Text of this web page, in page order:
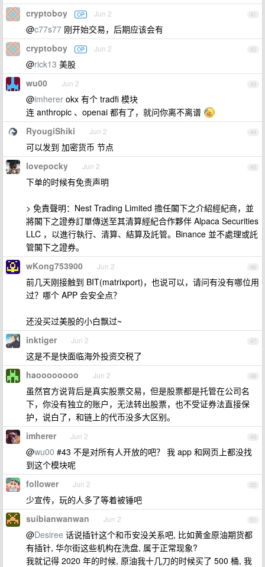
41
cryptoboy OP Jun 2
@c77s77 刚开始交易，后期应该会有
42
cryptoboy OP Jun 2
@rick13 美股
43
wu00 Jun 2
@imherer okx 有个 tradfi 模块
连 anthropic 、openai 都有了，就问你离不离谱
44
RyougiShiki Jun 2
可以发到 加密货币 节点
45
lovepocky Jun 2
下单的时候有免责声明
> 免責聲明：Nest Trading Limited 擔任閣下之介紹經紀商，並
將閣下之證券訂單傳送至其清算經紀合作夥伴 Alpaca Securities
LLC ，以進行執行、清算、結算及託管。Binance 並不處理或託
管閣下之證券。
46
wKong753900 Jun 2
前几天刚接触到 BIT(matrixport)，也说可以，请问有没有哪位用
过？哪个 APP 会安全点？
还没买过美股的小白飘过~
47
inktiger Jun 2
这是不是快面临海外投资交税了
48
haoooooooo Jun 2
虽然官方说背后是真实股票交易，但是股票都是托管在公司名
下，你没有独立的账户，无法转出股票，也不受证券法直接保
护，说白了，和链上的代币没多大区别。
49
imherer Jun 2
@wu00 #43 不是对所有人开放的吧？ 我 app 和网页上都没找
到这个模块呢
50
follower Jun 2
少宣传，玩的人多了等着被锤吧
51
suibianwanwan Jun 2
@Desiree 话说插针这个和币安没关系吧, 比如黄金原油期货都
有插针, 华尔街这些机构在洗盘, 属于正常现象?
我就记得 2020 年的时候, 原油我十几刀的时候买了 500 桶, 我